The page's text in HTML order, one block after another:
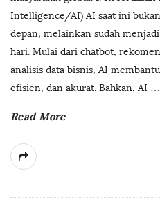
Intelligence/AI) AI saat ini
depan, melainkan sudah
hari. Mulai dari chatbot,
analisis data bisnis, AI
efisien, dan akurat. Bahkan, AI …
Read More